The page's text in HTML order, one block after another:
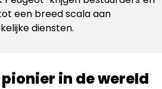
een breed scala aan
diensten.
pionier in de wereld